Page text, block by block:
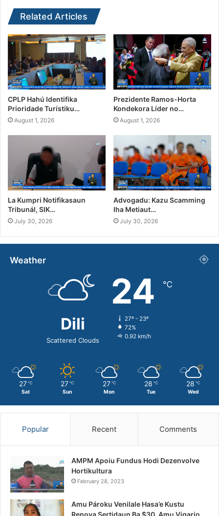
Related Articles
CPLP Hahú Identifika
Prioridade Turístiku…
August 1, 2026
Prezidente Ramos-Horta
Kondekora Líder no…
August 1, 2026
La Kumpri Notifikasaun
Tribunál, SIK…
July 30, 2026
Advogadu: Kazu Scamming
Iha Metiaut…
July 30, 2026
Weather
Dili
Scattered Clouds
24 ℃
27º - 23º
72%
0.92 km/h
27 ℃
Sat
27 ℃
Sun
27 ℃
Mon
28 ℃
Tue
28 ℃
Wed
Popular Recent Comments
AMPM Apoiu Fundus Hodi Dezenvolve
Hortikultura
February 28, 2023
Amu Pároku Venilale Hasa’e Kustu
Renova Sertidaun Ba $30, Amu Vigario